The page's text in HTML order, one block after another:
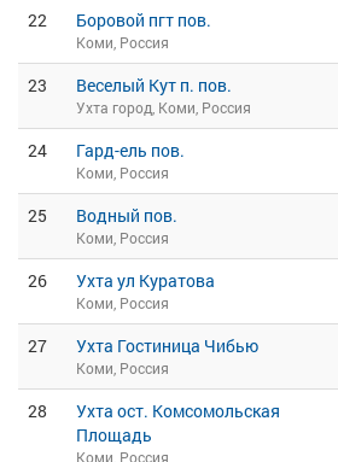
22 Боровой пгт пов.
Коми, Россия
23 Веселый Кут п. пов.
Ухта город, Коми, Россия
24 Гард-ель пов.
Коми, Россия
25 Водный пов.
Коми, Россия
26 Ухта ул Куратова
Коми, Россия
27 Ухта Гостиница Чибью
Коми, Россия
28
Ухта ост. Комсомольская
Площадь
Коми, Россия